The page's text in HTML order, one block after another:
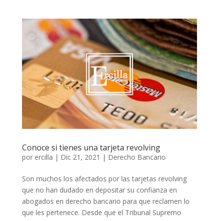
Conoce si tienes una tarjeta revolving
por ercilla | Dic 21, 2021 | Derecho Bancario
Son muchos los afectados por las tarjetas revolving
que no han dudado en depositar su confianza en
abogados en derecho bancario para que reclamen lo
que les pertenece. Desde que el Tribunal Supremo